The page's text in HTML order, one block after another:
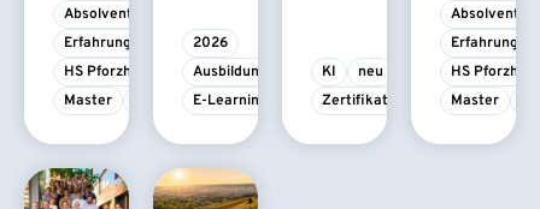
Absolvent/-in
Erfahrungsbericht
HS Pforzheim
Master
2026
Ausbildung
E-Learning
KI
neu
Zertifikatskurs
Absolvent/-
HS
Master